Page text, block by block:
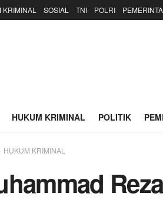
SOSIAL TNI POLRI
HUKUM KRIMINAL POLITIK
HUKUM KRIMINAL